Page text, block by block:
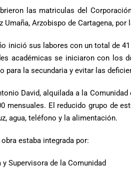
las matriculas del
Arzobispo de Cartagena,
inició sus labores con un total de
académicas se iniciaron con los
para la secundaria y evitar las
David, alquilada a la
mensuales. El reducido grupo de
agua, teléfono y la alimentación.
estaba integrada por:
Supervisora de la Comunidad